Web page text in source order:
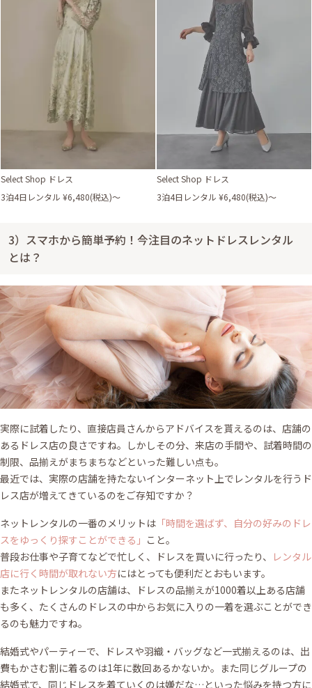
Select Shop ドレス
3泊4日レンタル ¥6,480(税込)〜
Select Shop ドレス
3泊4日レンタル ¥6,480(税込)〜
3）スマホから簡単予約！今注目のネットドレスレンタル
とは？
実際に試着したり、直接店員さんからアドバイスを貰えるのは、店舗の
あるドレス店の良さですね。しかしその分、来店の手間や、試着時間の
制限、品揃えがまちまちなどといった難しい点も。
最近では、実際の店舗を持たないインターネット上でレンタルを行うド
レス店が増えてきているのをご存知ですか？
ネットレンタルの一番のメリットは 「時間を選ばず、自分の好みのドレ
スをゆっくり探すことができる」 こと。
普段お仕事や子育てなどで忙しく、ドレスを買いに行ったり、 レンタル
店に行く時間が取れない方にはとっても便利だとおもいます。
またネットレンタルの店舗は、ドレスの品揃えが1000着以上ある店舗
も多く、たくさんのドレスの中からお気に入りの一着を選ぶことができ
るのも魅力ですね。
結婚式やパーティーで、ドレスや羽織・バッグなど一式揃えるのは、出
費もかさむ割に着るのは1年に数回あるかないか。また同じグループの
結婚式で、同じドレスを着ていくのは嫌だな…といった悩みを持つ方に